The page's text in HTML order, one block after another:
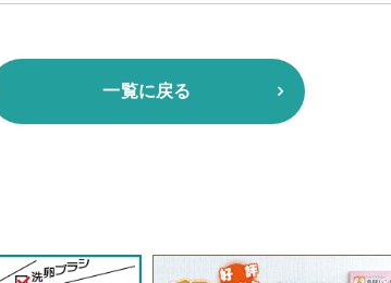
一覧に戻る